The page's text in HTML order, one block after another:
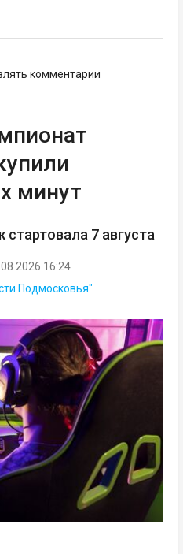
комментарии
минут
7 августа
16:24
Подмосковья"